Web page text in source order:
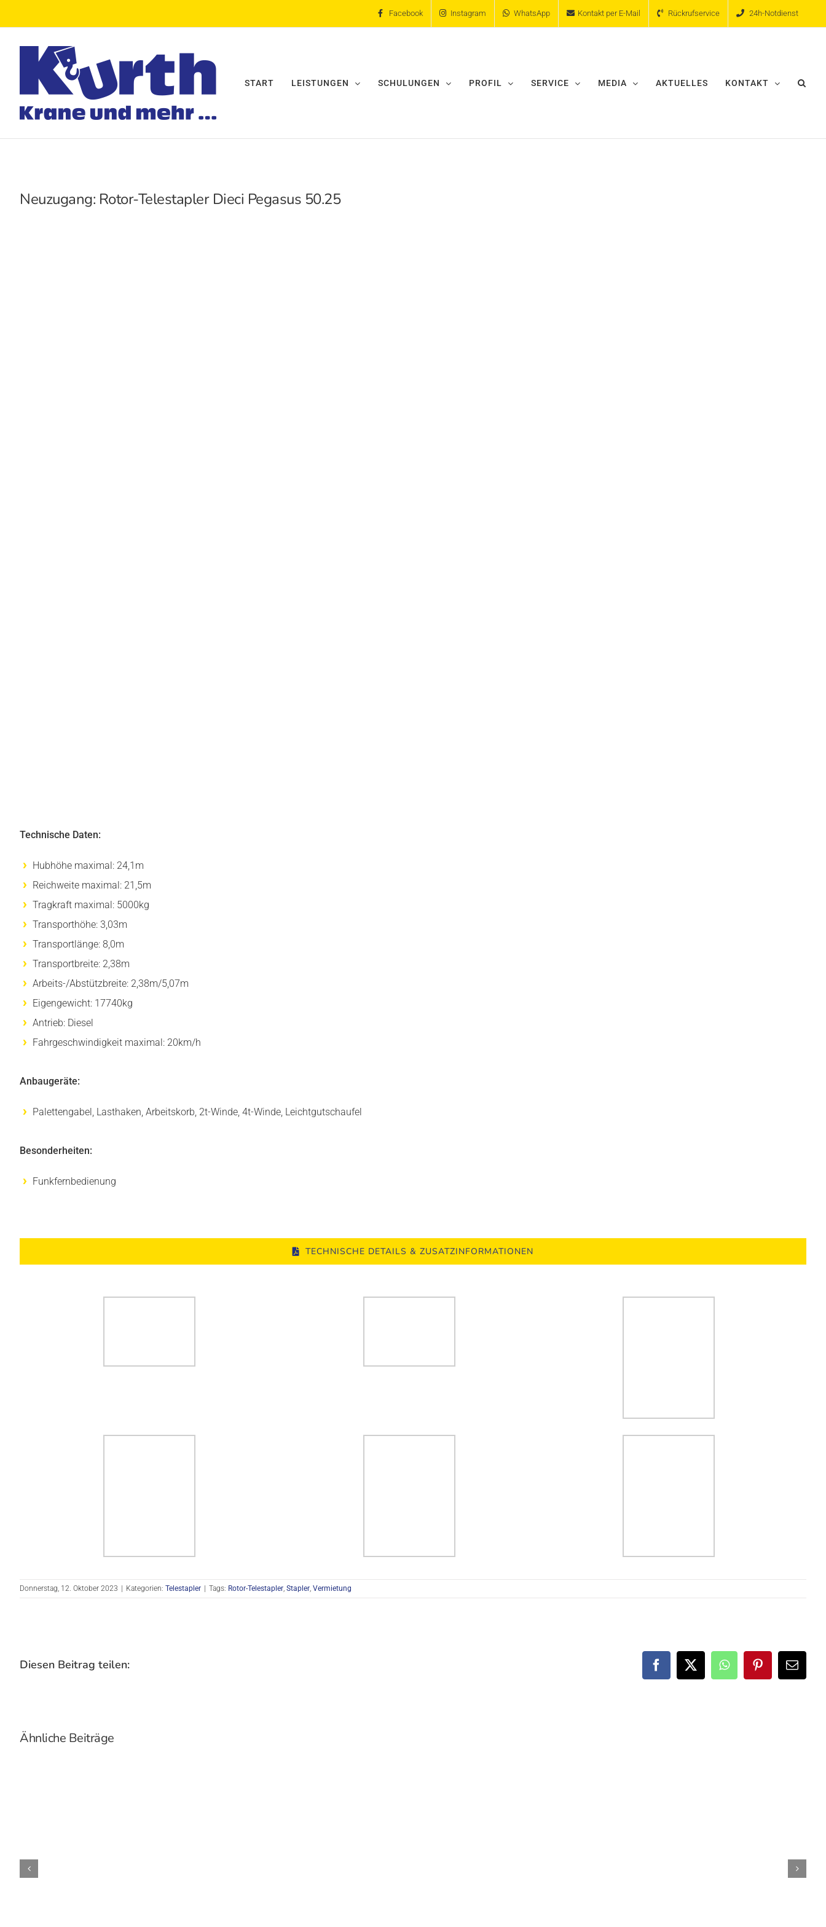
Facebook Instagram WhatsApp Kontakt per E-Mail Rückrufservice 24h-Notdienst
START LEISTUNGEN SCHULUNGEN PROFIL SERVICE MEDIA AKTUELLES KONTAKT
Neuzugang: Rotor-Telestapler Dieci Pegasus 50.25
Technische Daten:
Hubhöhe maximal: 24,1m
Reichweite maximal: 21,5m
Tragkraft maximal: 5000kg
Transporthöhe: 3,03m
Transportlänge: 8,0m
Transportbreite: 2,38m
Arbeits-/Abstützbreite: 2,38m/5,07m
Eigengewicht: 17740kg
Antrieb: Diesel
Fahrgeschwindigkeit maximal: 20km/h
Anbaugeräte:
Palettengabel, Lasthaken, Arbeitskorb, 2t-Winde, 4t-Winde, Leichtgutschaufel
Besonderheiten:
Funkfernbedienung
TECHNISCHE DETAILS & ZUSATZINFORMATIONEN
Donnerstag, 12. Oktober 2023 | Kategorien: Telestapler | Tags: Rotor-Telestapler Stapler Vermietung
Diesen Beitrag teilen: Facebook
X WhatsAppPinterest
E-
Mail
Ähnliche Beiträge